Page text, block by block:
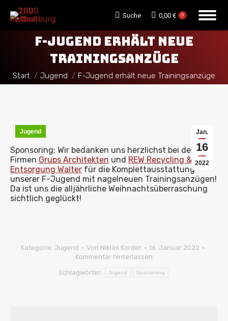
Search:
Suche 0,00 € 0
F-JUGEND ERHÄLT NEUE
TRAININGSANZÜGE
Sie befinden sich hier:
Start Jugend F-Jugend erhält neue Trainingsanzüge
Jan.
16
2022
Jugend
Sponsoring: Wir bedanken uns herzlichst bei den
Firmen Grups Architekten und REW Recycling &
Entsorgung Walter für die Komplettausstattung
unserer F-Jugend mit nagelneuen Trainingsanzügen!
Da ist uns die alljährliche Weihnachtsüberraschung
sichtlich geglückt!
Kategorie: Jugend Von Niklas Korder
16. Januar 2022
Kommentar hinterlassen
Schlagwörter: Jugend Sponsoring